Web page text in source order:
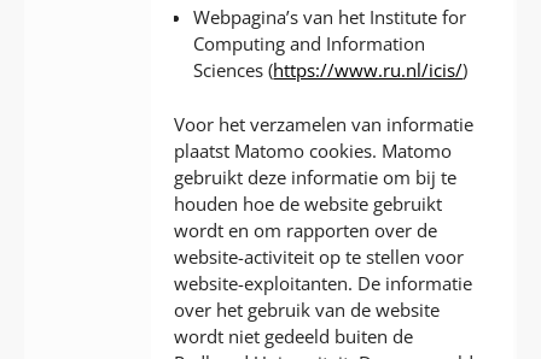
Webpagina’s van het Institute for
Computing and Information
Sciences (https://www.ru.nl/icis/)
Voor het verzamelen van informatie
plaatst Matomo cookies. Matomo
gebruikt deze informatie om bij te
houden hoe de website gebruikt
wordt en om rapporten over de
website-activiteit op te stellen voor
website-exploitanten. De informatie
over het gebruik van de website
wordt niet gedeeld buiten de